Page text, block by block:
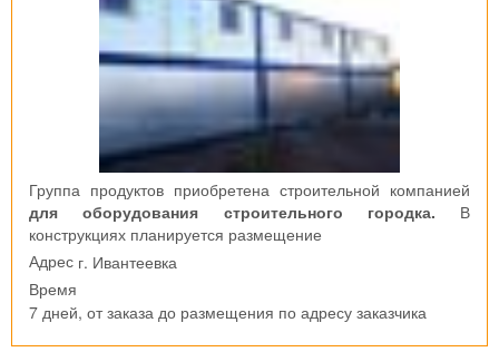
Группа продуктов приобретена строительной компанией
для оборудования строительного городка. В
конструкциях планируется размещение
Адрес г. Ивантеевка
Время
7 дней, от заказа до размещения по адресу заказчика